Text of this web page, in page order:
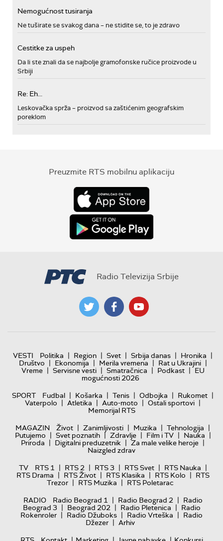
Nemogućnost tusiranja
Ne tuširate se svakog dana – ne stidite se, to je zdravo
Cestitke za uspeh
Da li ste znali da se najbolje gramofonske ručice proizvode u
Srbiji
Re: Eh...
Leskovačka sprža – proizvod sa zaštićenim geografskim
poreklom
Preuzmite RTS mobilnu aplikaciju
Radio Televizija Srbije
VESTI Politika | Region | Svet | Srbija danas | Hronika |
Društvo | Ekonomija | Merila vremena | Rat u Ukrajini |
Vreme | Servisne vesti | Smatračnica | Podkast | EU
mogućnosti 2026
SPORT
Fudbal | Košarka | Tenis | Odbojka | Rukomet |
Vaterpolo | Atletika | Auto-moto | Ostali sportovi |
Memorijal RTS
MAGAZIN
Život | Zanimljivosti | Muzika | Tehnologija |
Putujemo | Svet poznatih | Zdravlje | Film i TV | Nauka |
Priroda | Digitalni preduzetnik | Za male velike heroje |
Naizgled zdrav
TV
RTS 1 | RTS 2 | RTS 3 | RTS Svet | RTS Nauka |
RTS Drama | RTS Život | RTS Klasika | RTS Kolo | RTS
Trezor | RTS Muzika | RTS Poletarac
RADIO
Radio Beograd 1 | Radio Beograd 2 | Radio
Beograd 3 | Beograd 202 | Radio Pletenica | Radio
Rokenroler | Radio Džuboks | Radio Vrteška | Radio
Džezer | Arhiv